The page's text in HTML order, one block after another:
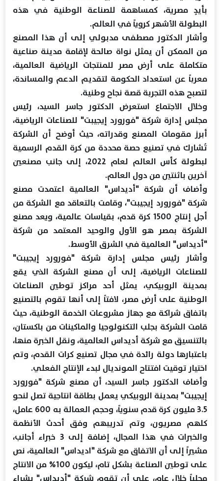
بأيدٍ مصرية، كمساهمة للصناعة الوطنية في هذه
البطولة الأشهر كروياً في العالم.
وأشار الدكتور مصطفى مدبولي إلى أن هذا المصنع
من الممكن أن يمثل نواة صالحة لإقامة مدينة صناعية
متكاملة على أرض مصر للمنتجات الرياضية العالمية،
معرباً عن استعداد الحكومة لتقديم الدعم والمساندة،
لتصبح هذه التجربة قصة نجاح وطنية.
وخلال الاجتماع استعرض الدكتور جاسر السيد، رئيس
مجلس إدارة شركة "فورورد إيجيبت" للصناعات الرياضية،
أبرز مقومات المصنع وقدراته، حيث أوضح أن الشركة
تُشارك في تصنيع حصة محددة من كرة القدم الرسمية
لبطولة كأس العالم لعام 2022، إلى جانب مصنعين
آخرين باثنتين من دول العالم.
وأضاف أن شركة "أديداس" العالمية اعتمدت مصنع
شركة "فورورد إيجيبت"، وقامت بالتعاقد مع الشركة من
أجل إنتاج 1500 كرة قدم، بقياسات عالمية، ويعد مصنع
الشركة بمصر هو الأول والوحيد المعتمد من شركة
"أديداس" العالمية في الشرق الأوسط.
وأشار رئيس مجلس إدارة شركة "فورورد إيجيبت"
للصناعات الرياضية، إلى أن مصنع الشركة الذي يقع
بمدينة الروبيكي، يمثل أحد مراكز توطين الصناعات
الوطنية على أرض مصر، لافتاً إلى أنها تقوم بالتصنيع
باتفاق شراكة مع جهاز مشروعات الخدمة الوطنية، حيث
قامت الشركة بجلب التكنولوجيا والماكينات من باكستان،
بالتنسيق مع شركة أديداس العالمية، ونقل الخبرة منها،
باعتبارها دولة رائدة في مجال تصنيع كرات القدم، وتم
اختيار توقيت افتتاح المونديال لبدء الإنتاج الفعلي.
وأضاف الدكتور جاسر السيد، أن مصنع شركة "فورورد
إيجيبت" بمدينة الروبيكي يعمل بطاقة انتاجية تصل لنحو
3.5 مليون كرة قدم سنوياً، وحجم العمالة به 600 عامل،
كلهم مصريون، وتم تدريبهم وفق أحدث الأنظمة
والخبرات في هذا المجال، إضافة إلى 3 خبراء أجانب،
مشيراً إلى أن الاتفاق مع شركة "اديداس" العالمية، نص
على توطين الصناعة بشكل تام، ليكون 100% من الانتاج
محلياً خلال عام، على أن تقوم شركة "أديداس" بشراء